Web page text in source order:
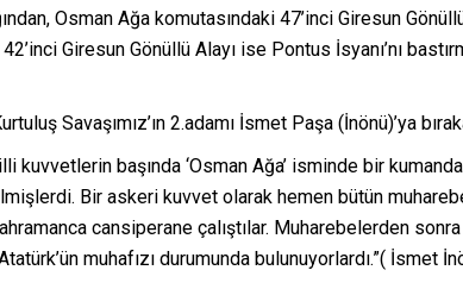
Osman Ağa komutasındaki 47’inci Giresun
Giresun Gönüllü Alayı ise Pontus İsyanı’nı
Savaşımız’ın 2.adamı İsmet Paşa (İnönü)’ya
kuvvetlerin başında ‘Osman Ağa’ isminde bir
Bir askeri kuvvet olarak hemen bütün
cansiperane çalıştılar. Muharebelerden
muhafızı durumunda bulunuyorlardı.”( İsmet